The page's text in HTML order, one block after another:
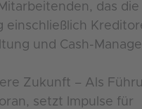
das die
einschließlich
und Cash-
Zukunft – Als
setzt Impulse für